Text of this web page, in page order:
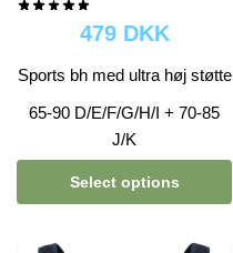
479 DKK
Sports bh med ultra høj støtte
65-90 D/E/F/G/H/I + 70-85
J/K
Select options